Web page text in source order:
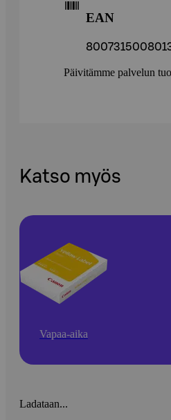
EAN
Päivitämme palvelun
Katso myös
Vapaa-aika
Ladataan...